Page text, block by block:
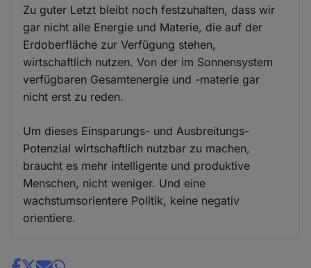
Zu guter Letzt bleibt noch festzuhalten, dass wir
gar nicht alle Energie und Materie, die auf der
Erdoberfläche zur Verfügung stehen,
wirtschaftlich nutzen. Von der im Sonnensystem
verfügbaren Gesamtenergie und -materie gar
nicht erst zu reden.
Um dieses Einsparungs- und Ausbreitungs-
Potenzial wirtschaftlich nutzbar zu machen,
braucht es mehr intelligente und produktive
Menschen, nicht weniger. Und eine
wachstumsorientere Politik, keine negativ
orientiere.